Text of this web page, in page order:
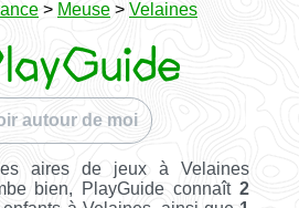
> Meuse > Velaines
autour de moi
aires de jeux à Velaines
bien, PlayGuide connaît2